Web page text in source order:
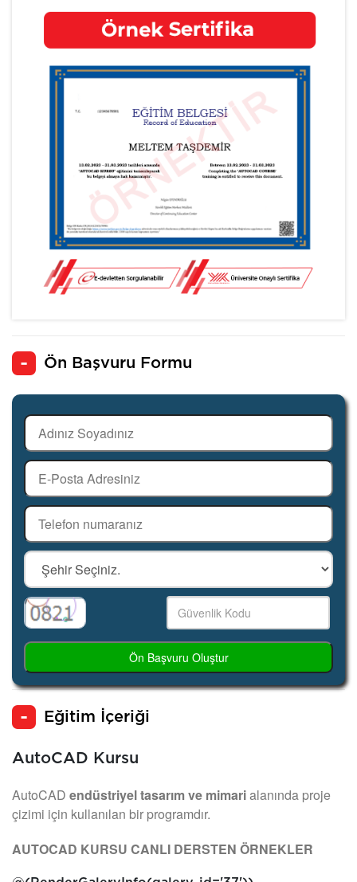
Ön Başvuru Formu
Ön Başvuru Oluştur
Eğitim İçeriği
AutoCAD Kursu
AutoCAD endüstriyel tasarım ve mimarialanında proje
çizimi için kullanılan bir programdır.
AUTOCAD KURSU CANLI DERSTEN ÖRNEKLER